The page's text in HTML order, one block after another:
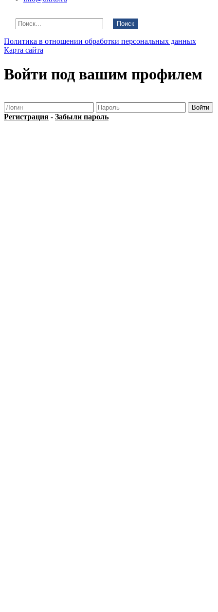
Поиск
Политика в отношении обработки персональных данных
Карта сайта
Войти под вашим профилем
Регистрация - Забыли пароль